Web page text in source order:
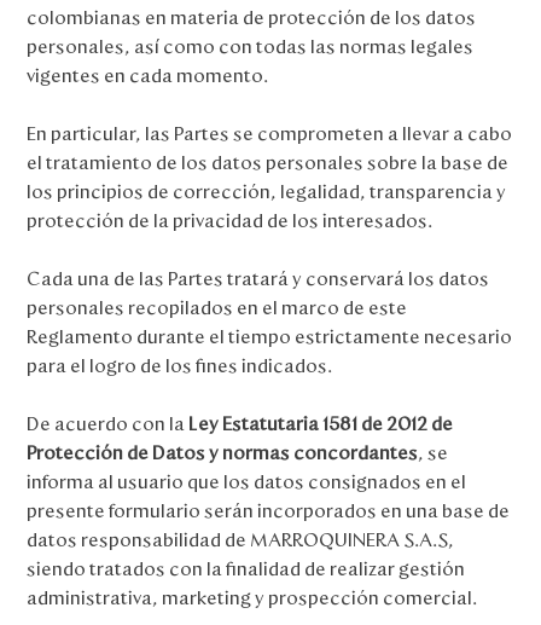
colombianas en materia de protección de los datos
personales, así como con todas las normas legales
vigentes en cada momento.
En particular, las Partes se comprometen a llevar a cabo
el tratamiento de los datos personales sobre la base de
los principios de corrección, legalidad, transparencia y
protección de la privacidad de los interesados.
Cada una de las Partes tratará y conservará los datos
personales recopilados en el marco de este
Reglamento durante el tiempo estrictamente necesario
para el logro de los fines indicados.
De acuerdo con la Ley Estatutaria 1581 de 2012 de
Protección de Datos y normas concordantes , se
informa al usuario que los datos consignados en el
presente formulario serán incorporados en una base de
datos responsabilidad de MARROQUINERA S.A.S,
siendo tratados con la finalidad de realizar gestión
administrativa, marketing y prospección comercial.